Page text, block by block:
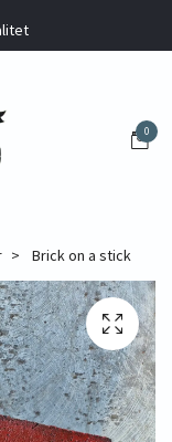
0
Brick on a stick